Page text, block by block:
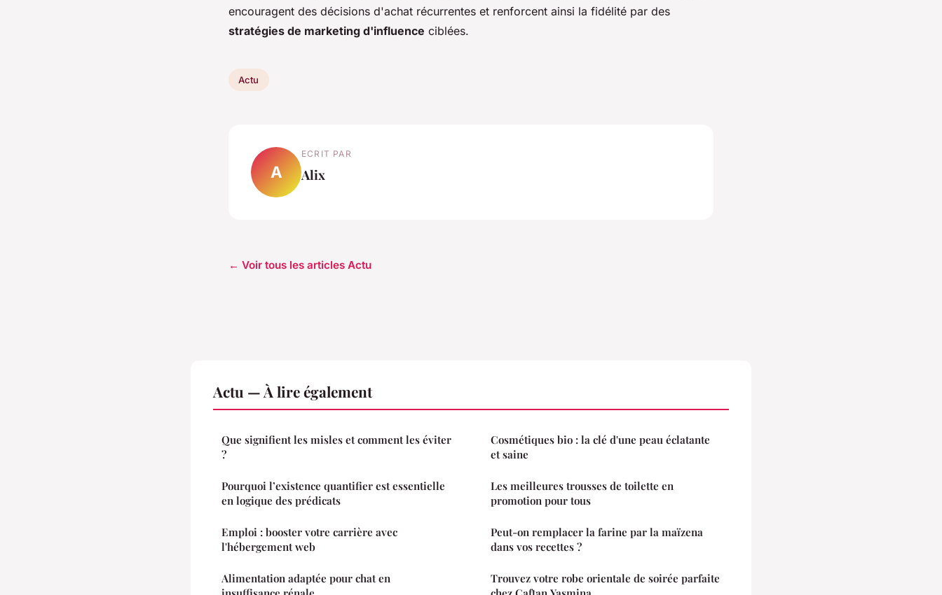
encouragent des décisions d'achat récurrentes et renforcent ainsi la fidélité par des
stratégies de marketing d'influence ciblées.
Actu
A
ECRIT PAR
Alix
← Voir tous les articles Actu
Actu — À lire également
Que signifient les misles et comment les éviter
?
Pourquoi l’existence quantifier est essentielle
en logique des prédicats
Emploi : booster votre carrière avec
l'hébergement web
Alimentation adaptée pour chat en
Cosmétiques bio : la clé d'une peau éclatante
et saine
Les meilleures trousses de toilette en
promotion pour tous
Peut-on remplacer la farine par la maïzena
dans vos recettes ?
Trouvez votre robe orientale de soirée parfaite